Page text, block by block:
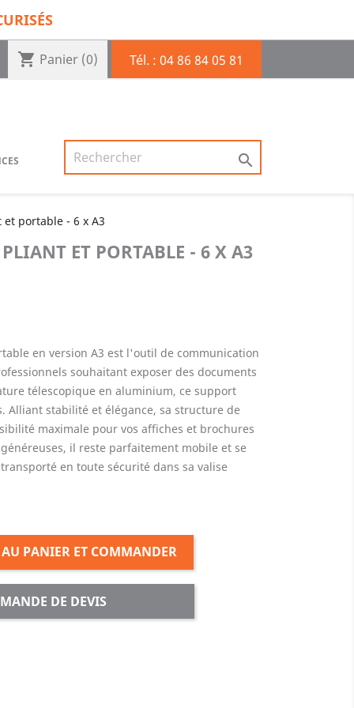
shopping_cart Panier (0) Tél. : 04 86 84 05 81

portable - 6 x A3
ET PORTABLE - 6 X A3
en version A3 est l'outil de communication
souhaitant exposer des documents
télescopique en aluminium, ce support
Alliant stabilité et élégance, sa structure de
maximale pour vos affiches et brochures
il reste parfaitement mobile et se
en toute sécurité dans sa valise
PANIER ET COMMANDER
DE DEVIS